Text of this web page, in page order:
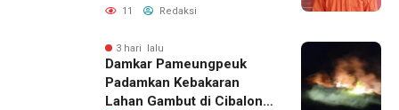
Ditangkap Polisi
11 Redaksi
3 hari lalu
Damkar Pameungpeuk
Padamkan Kebakaran
Lahan Gambut di Cibalong,